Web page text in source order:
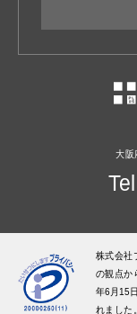
大阪
株式会社
の観点か
年6月15
れました。